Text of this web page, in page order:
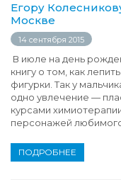
Егору
Москве
14 сентября 2015
В июле на день
книгу о том, как
фигурки. Так у
одно увлечение —
курсами
персонажей
ПОДРОБНЕЕ